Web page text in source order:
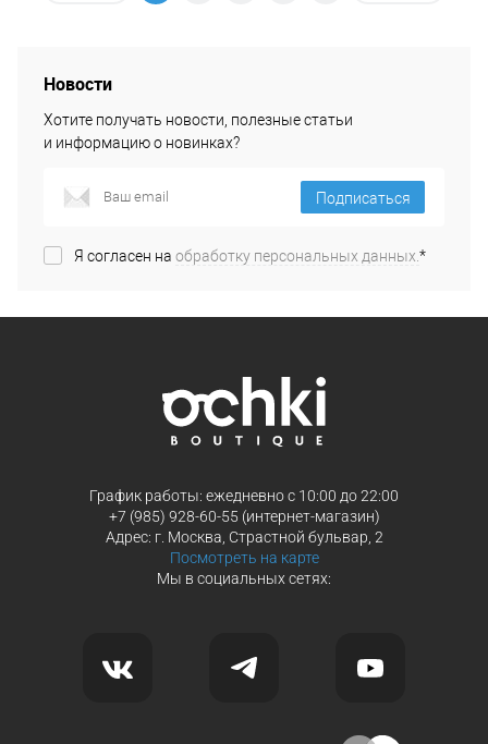
Новости
Хотите получать новости, полезные статьи
и информацию о новинках?
Подписаться
Я согласен на обработку персональных данных.*
График работы: ежедневно с 10:00 до 22:00
+7 (985) 928-60-55 (интернет-магазин)
Адрес: г. Москва, Страстной бульвар, 2
Посмотреть на карте
Мы в социальных сетях: